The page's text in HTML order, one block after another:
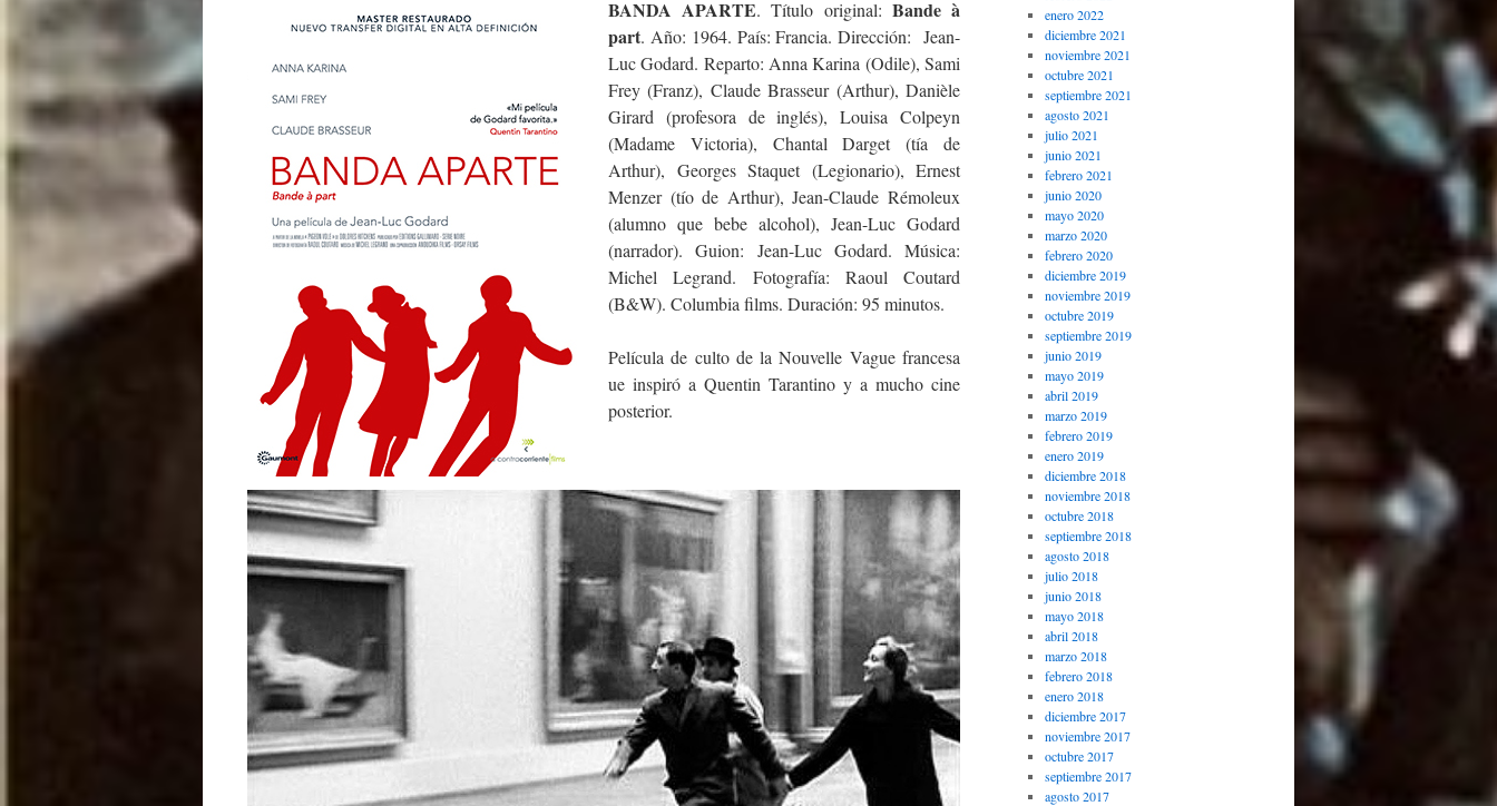
BANDA APARTE. Título original: Bande à
part. Año: 1964. País: Francia. Dirección: Jean-
Luc Godard. Reparto: Anna Karina (Odile), Sami
Frey (Franz), Claude Brasseur (Arthur), Danièle
Girard (profesora de inglés), Louisa Colpeyn
(Madame Victoria), Chantal Darget (tía de
Arthur), Georges Staquet (Legionario), Ernest
Menzer (tío de Arthur), Jean-Claude Rémoleux
(alumno que bebe alcohol), Jean-Luc Godard
(narrador). Guion: Jean-Luc Godard. Música:
Michel Legrand. Fotografía: Raoul Coutard
(B&W). Columbia films. Duración: 95 minutos.
Película de culto de la Nouvelle Vague francesa
ue inspiró a Quentin Tarantino y a mucho cine
posterior.
enero 2022
diciembre 2021
noviembre 2021
octubre 2021
septiembre 2021
agosto 2021
julio 2021
junio 2021
febrero 2021
junio 2020
mayo 2020
marzo 2020
febrero 2020
diciembre 2019
noviembre 2019
octubre 2019
septiembre 2019
junio 2019
mayo 2019
abril 2019
marzo 2019
febrero 2019
enero 2019
diciembre 2018
noviembre 2018
octubre 2018
septiembre 2018
agosto 2018
julio 2018
junio 2018
mayo 2018
abril 2018
marzo 2018
febrero 2018
enero 2018
diciembre 2017
noviembre 2017
octubre 2017
septiembre 2017
agosto 2017